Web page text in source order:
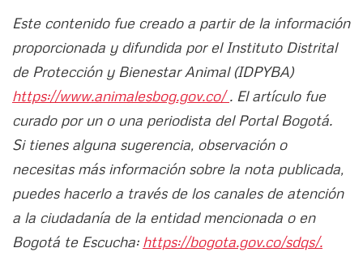
Este contenido fue creado a partir de la información
proporcionada y difundida por el Instituto Distrital
de Protección y Bienestar Animal (IDPYBA)
https://www.animalesbog.gov.co/. El artículo fue
curado por un o una periodista del Portal Bogotá.
Si tienes alguna sugerencia, observación o
necesitas más información sobre la nota publicada,
puedes hacerlo a través de los canales de atención
a la ciudadanía de la entidad mencionada o en
Bogotá te Escucha: https://bogota.gov.co/sdqs/.